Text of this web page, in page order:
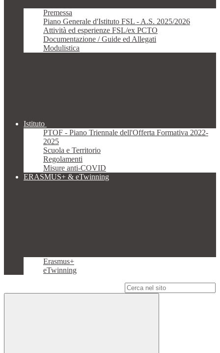
Premessa
Piano Generale d'Istituto FSL - A.S. 2025/2026
Attività ed esperienze FSL/ex PCTO
Documentazione / Guide ed Allegati
Modulistica
Istituto
PTOF - Piano Triennale dell'Offerta Formativa 2022-
2025
Scuola e Territorio
Regolamenti
Misure anti-COVID
ERASMUS+ & eTwinning
Erasmus+
eTwinning